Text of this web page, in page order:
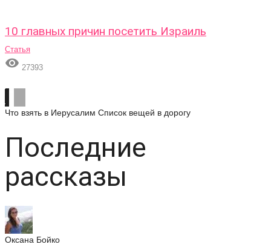
10 главных причин посетить Израиль
Статья
 27393
Что взять в Иерусалим Список вещей в дорогу
Последние
рассказы
Оксана Бойко